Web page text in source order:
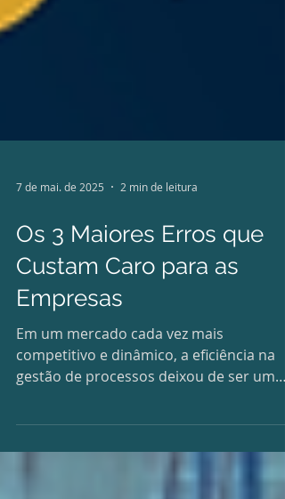
7 de mai. de 2025 2 min de leitura
Os 3 Maiores Erros que
Custam Caro para as
Empresas
Em um mercado cada vez mais
gestão de processos deixou de ser um